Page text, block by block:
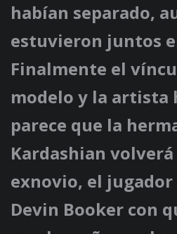
habían separado,
estuvieron juntos
Finalmente el
modelo y la artista
parece que la
Kardashian volverá
exnovio, el
Devin Booker con